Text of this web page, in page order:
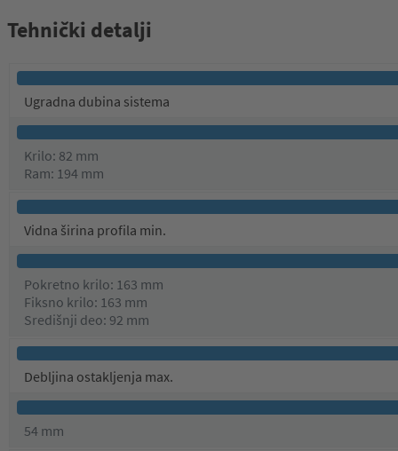
Tehnički detalji
Ugradna dubina sistema
Krilo: 82 mm
Ram: 194 mm
Vidna širina profila min.
Pokretno krilo: 163 mm
Fiksno krilo: 163 mm
Središnji deo: 92 mm
Debljina ostakljenja max.
54 mm